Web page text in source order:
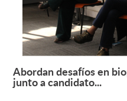
Abordan desafíos en
junto a candidato...